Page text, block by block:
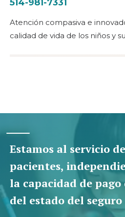
514-981-7331
Atención compasiva e
calidad de vida de los niños y
Estamos al servicio
pacientes,
la capacidad de
del estado del seguro